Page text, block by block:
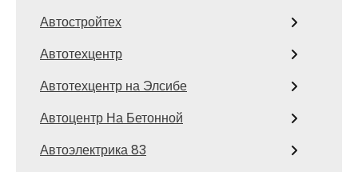
Автостройтех
Автотехцентр
Автотехцентр на Элсибе
Автоцентр На Бетонной
Автоэлектрика 83